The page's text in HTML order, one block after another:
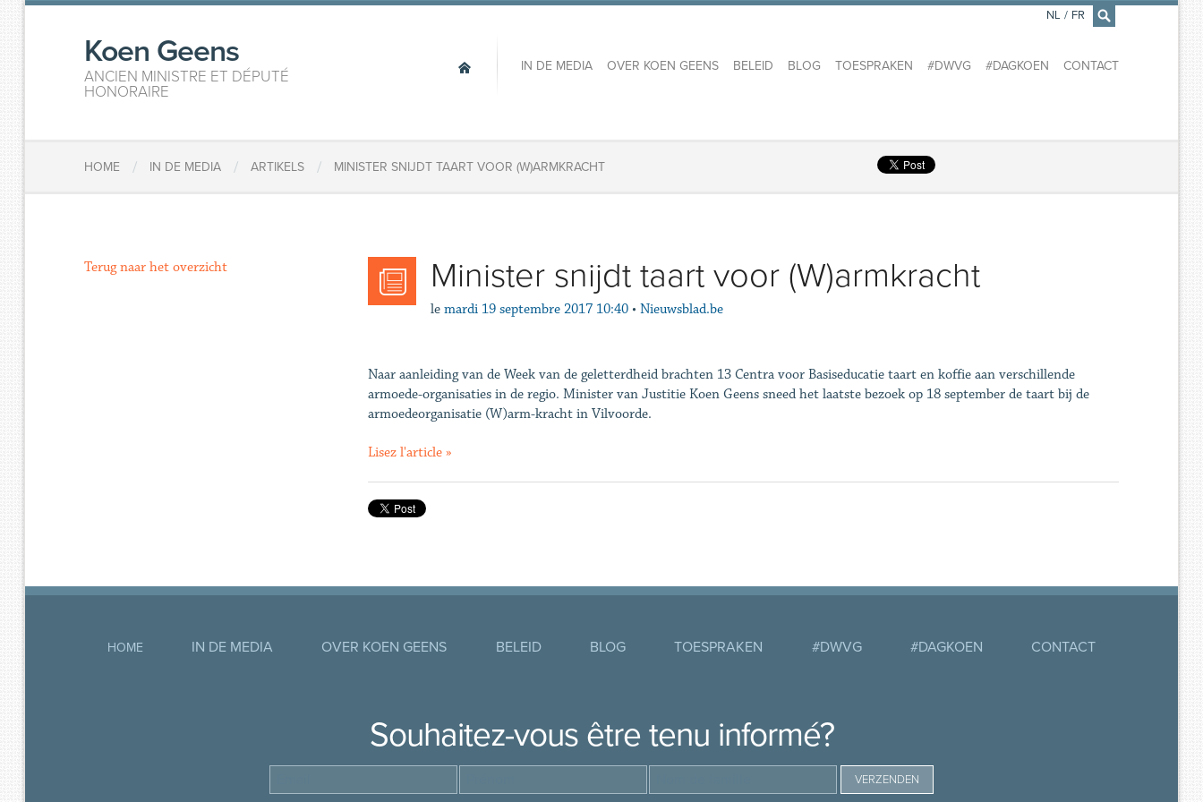
×
Koen Geens
ANCIEN MINISTRE ET DÉPUTÉ
HONORAIRE
IN DE MEDIA OVER KOEN GEENS BELEID BLOG TOESPRAKEN #DWVG #DAGKOEN CONTACT
NL / FR
HOME / IN DE MEDIA / ARTIKELS / MINISTER SNIJDT TAART VOOR (W)ARMKRACHT
Minister snijdt taart voor (W)armkracht
le mardi 19 septembre 2017 10:40 • Nieuwsblad.be
Naar aanleiding van de Week van de geletterdheid brachten 13 Centra voor Basiseducatie taart en koffie aan verschillende
armoede-organisaties in de regio. Minister van Justitie Koen Geens sneed het laatste bezoek op 18 september de taart bij de
armoedeorganisatie (W)arm-kracht in Vilvoorde.
Lisez l'article »
Terug naar het overzicht
HOME IN DE MEDIA OVER KOEN GEENS BELEID BLOG TOESPRAKEN #DWVG #DAGKOEN CONTACT
Souhaitez-vous être tenu informé?